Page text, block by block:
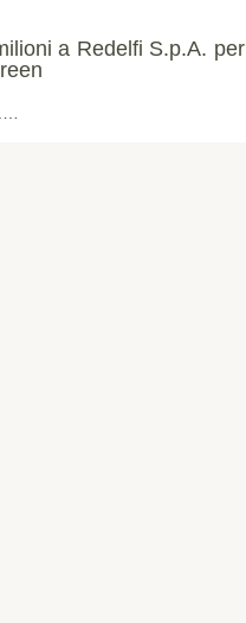
a Redelfi S.p.A. per